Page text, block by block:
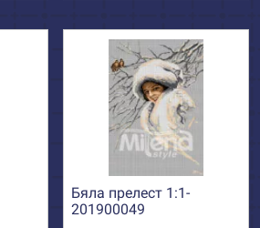
Бяла прелест 1:1-
201900049